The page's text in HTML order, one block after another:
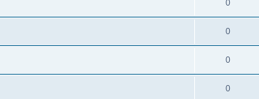
0
0
0
0